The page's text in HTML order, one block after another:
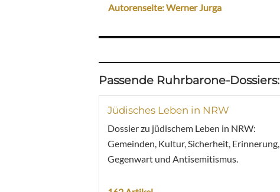
Autorenseite: Werner Jurga
Passende Ruhrbarone-Dossiers:
Jüdisches Leben in NRW
Dossier zu jüdischem Leben in NRW:
Gemeinden, Kultur, Sicherheit, Erinnerung,
Gegenwart und Antisemitismus.